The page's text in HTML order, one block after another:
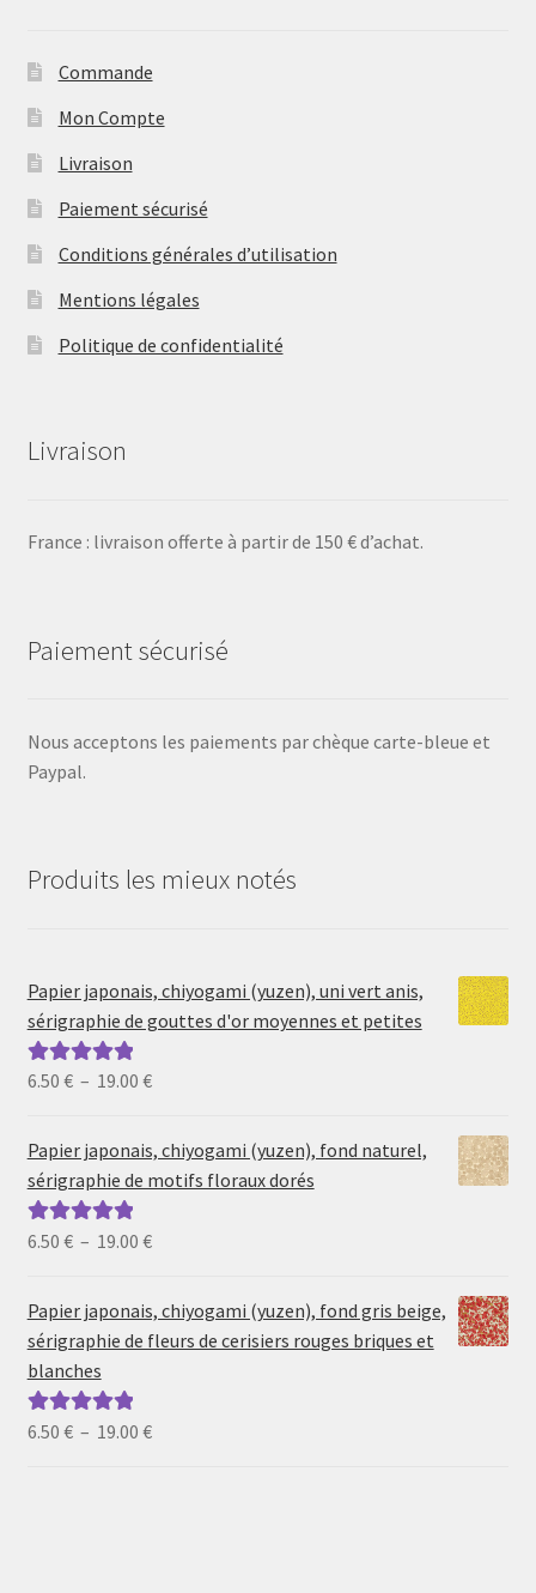
Commande
Mon Compte
Livraison
Paiement sécurisé
Conditions générales d’utilisation
Mentions légales
Politique de confidentialité
Livraison
France : livraison offerte à partir de 150 € d’achat.
Paiement sécurisé
Nous acceptons les paiements par chèque carte-bleue et
Paypal.
Produits les mieux notés
Papier japonais, chiyogami (yuzen), uni vert anis,
sérigraphie de gouttes d'or moyennes et petites
Note5.00sur
6.50 € – 19.00 €Plage
prix :
6.50 €
19.00 €
Papier japonais, chiyogami (yuzen), fond naturel,
sérigraphie de motifs floraux dorés
Note5.00sur
6.50 € – 19.00 €Plage
prix :
6.50 €
Papier japonais, chiyogami (yuzen), fond gris beige,
sérigraphie de fleurs de cerisiers rouges briques et
blanches
Note5.00sur
6.50 € – 19.00 €Plage